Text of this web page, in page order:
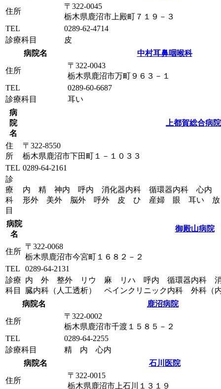
住所
〒322-0045
栃木県鹿沼市上殿町７１９－３
TEL
0289-62-4714
診療科目
皮
病院名
中村耳鼻咽喉科
住所
〒322-0043
栃木県鹿沼市万町９６３－１
TEL
0289-60-6687
診療科目
耳い
病
院
名
上都賀総合病院
住
所
〒322-8550
栃木県鹿沼市下田町１－１０３３
TEL 0289-64-2161
診
療
科
目
内 精 神内 呼内 消化器内科 循環器内科 心
形外 美外 脳外 呼外 皮 ひ 産婦 眼 耳い 放
病院
名
御殿山病院
住所
〒322-0068
栃木県鹿沼市今宮町１６８２－２
TEL
0289-64-2131
診療
科目
内 外 整外 リウ 麻 リハ 呼内 循環器内科 消
臓内科（人工透析） ペインクリニック内科 外科（
病院名
鹿沼病院
住所
〒322-0002
栃木県鹿沼市千渡１５８５－２
TEL
0289-64-2255
診療科目
精 内 心内
病院名
石川医院
住所
〒322-0015
栃木県鹿沼市上石川１３１９